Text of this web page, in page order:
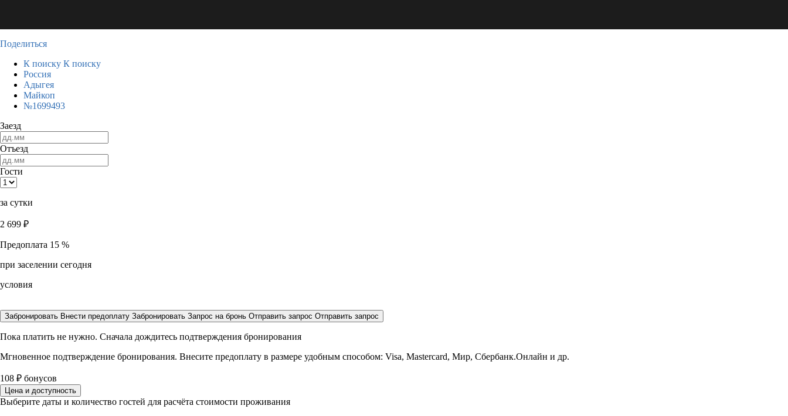
Поделиться
К поиску К поиску
Россия
Адыгея
Майкоп
№1699493
Заезд
Отъезд
Гости
за сутки
2 699 ₽
Предоплата 15 %
при заселении сегодня
условия
Забронировать Внести предоплату Забронировать Запрос на бронь Отправить запрос Отправить запрос
Пока платить не нужно. Сначала дождитесь подтверждения бронирования
Мгновенное подтверждение бронирования. Внесите предоплату в размере удобным способом: Visa, Mastercard, Мир, Сбербанк.Онлайн и др.
108 ₽ бонусов
Цена и доступность
Выберите даты и количество гостей для расчёта стоимости проживания